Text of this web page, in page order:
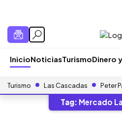
InicioNoticiasTurismoDinero
Turismo Las Cascadas Peter
Tag: Mercado